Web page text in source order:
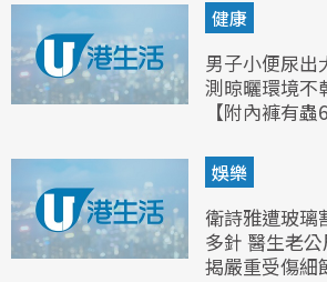
健康
男子小便尿出
測晾曬環境不
【附內褲有蟲
娛樂
衛詩雅遭玻璃
多針 醫生老
揭嚴重受傷細